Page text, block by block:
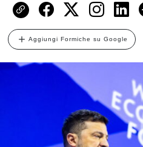
Aggiungi Formiche su Google